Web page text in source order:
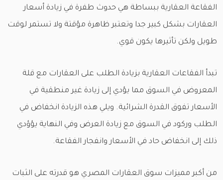
الفقاعة العقارية ببساطة هي حدوث طفرة في زيادة أسعار
العقارات بشكل كبير جدا وتعتبر ظاهرة مؤقتة ولا تستمر لوقت
طويل ولكن تأثيرها يكون قوي.
تبدأ الفقاعات العقارية بزيادة الطلب على العقارات مع قلة
المعروض في السوق مما يؤدي إلى زيادة غير منطقية في
الأسعار تفوق القدرة الشرائية. ويلي هذه الزيادة انخفاض في
الطلب وركود في السوق مع زيادة العرض وفي النهاية يؤؤدي
ذلك إلى انخفاض حاد في الأسعار وانفجار الفقاعة.
من أكبر مميزات سوق العقارات المصري هو قدرته على الثبات